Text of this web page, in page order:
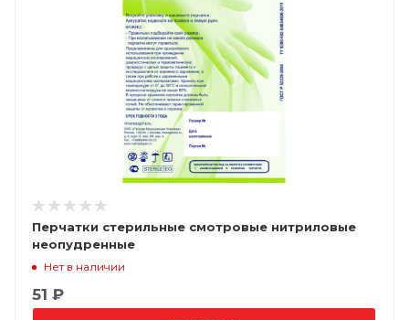
Перчатки стерильные смотровые нитриловые
неопудренные
Нет в наличии
51 ₽